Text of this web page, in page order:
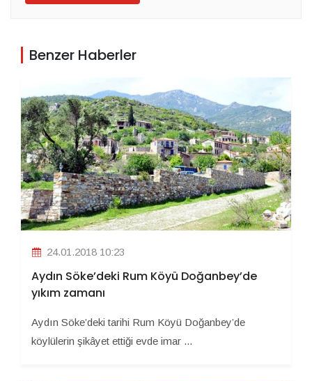
Benzer Haberler
24.01.2018 10:23
Aydın Söke’deki Rum Köyü Doğanbey’de
yıkım zamanı
Aydın Söke’deki tarihi Rum Köyü Doğanbey’de
köylülerin şikâyet ettiği evde imar ...